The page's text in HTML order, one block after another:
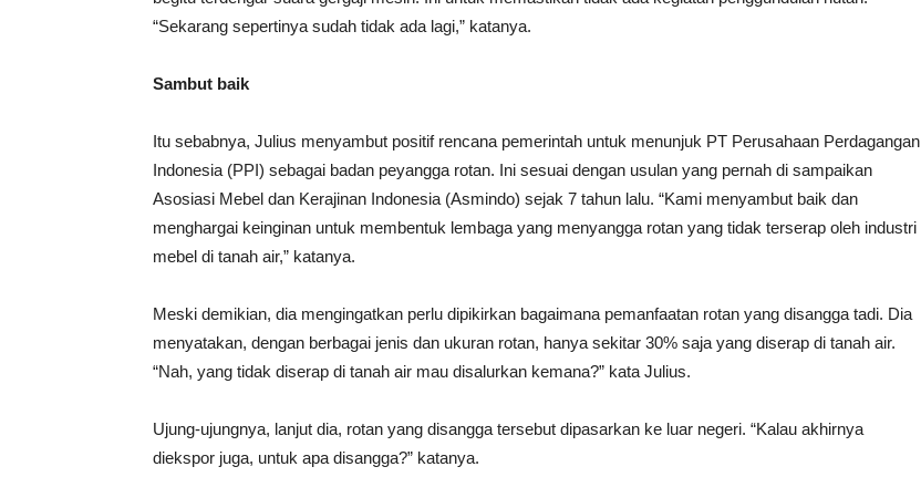
“Sekarang sepertinya sudah tidak ada lagi,” katanya.
Sambut baik
Itu sebabnya, Julius menyambut positif rencana pemerintah untuk menunjuk PT Perusahaan Perdagangan
Indonesia (PPI) sebagai badan peyangga rotan. Ini sesuai dengan usulan yang pernah di sampaikan
Asosiasi Mebel dan Kerajinan Indonesia (Asmindo) sejak 7 tahun lalu. “Kami menyambut baik dan
menghargai keinginan untuk membentuk lembaga yang menyangga rotan yang tidak terserap oleh industri
mebel di tanah air,” katanya.
Meski demikian, dia mengingatkan perlu dipikirkan bagaimana pemanfaatan rotan yang disangga tadi. Dia
menyatakan, dengan berbagai jenis dan ukuran rotan, hanya sekitar 30% saja yang diserap di tanah air.
“Nah, yang tidak diserap di tanah air mau disalurkan kemana?” kata Julius.
Ujung-ujungnya, lanjut dia, rotan yang disangga tersebut dipasarkan ke luar negeri. “Kalau akhirnya
diekspor juga, untuk apa disangga?” katanya.